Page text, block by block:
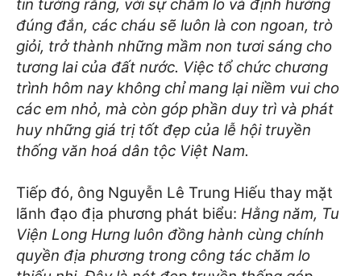
tin tưởng rằng, với sự chăm lo và định hướng
đúng đắn, các cháu sẽ luôn là con ngoan, trò
giỏi, trở thành những mầm non tươi sáng cho
tương lai của đất nước. Việc tổ chức chương
trình hôm nay không chỉ mang lại niềm vui cho
các em nhỏ, mà còn góp phần duy trì và phát
huy những giá trị tốt đẹp của lễ hội truyền
thống văn hoá dân tộc Việt Nam.
Tiếp đó, ông Nguyễn Lê Trung Hiếu thay mặt
lãnh đạo địa phương phát biểu: Hằng năm, Tu
Viện Long Hưng luôn đồng hành cùng chính
quyền địa phương trong công tác chăm lo